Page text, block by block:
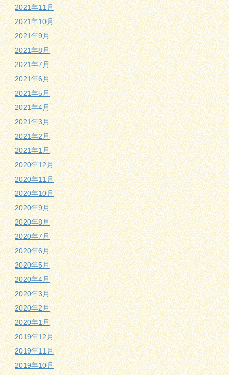
2021年11月
2021年10月
2021年9月
2021年8月
2021年7月
2021年6月
2021年5月
2021年4月
2021年3月
2021年2月
2021年1月
2020年12月
2020年11月
2020年10月
2020年9月
2020年8月
2020年7月
2020年6月
2020年5月
2020年4月
2020年3月
2020年2月
2020年1月
2019年12月
2019年11月
2019年10月